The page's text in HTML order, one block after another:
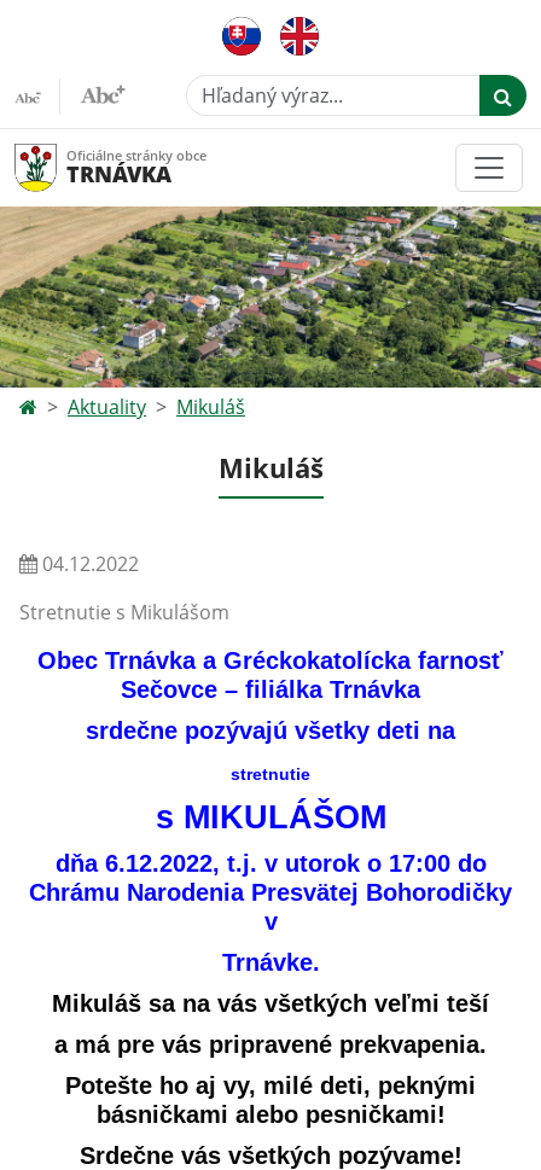
Hľadaný výraz...
Oficiálne stránky obce
TRNÁVKA
Aktuality Mikuláš
Mikuláš
04.12.2022
Stretnutie s Mikulášom
Obec Trnávka a Gréckokatolícka farnosť
Sečovce – filiálka Trnávka
srdečne pozývajú všetky deti na
stretnutie
s MIKULÁŠOM
dňa 6.12.2022, t.j. v utorok o 17:00 do
Chrámu Narodenia Presvätej Bohorodičky
v
Trnávke.
Mikuláš sa na vás všetkých veľmi teší
a má pre vás pripravené prekvapenia.
Potešte ho aj vy, milé deti, peknými
básničkami alebo pesničkami!
Srdečne vás všetkých pozývame!